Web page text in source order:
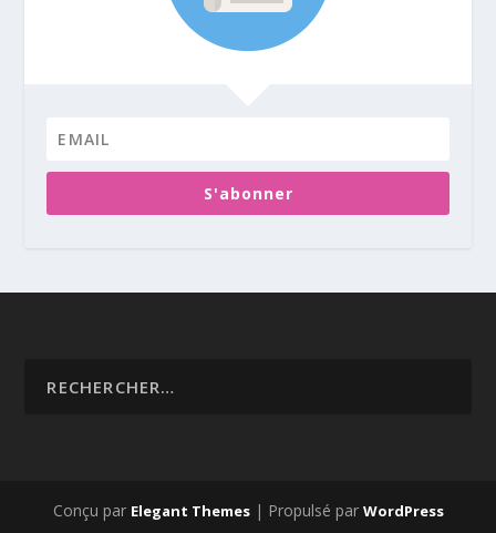
S'abonner
Conçu par Elegant Themes| Propulsé par WordPress